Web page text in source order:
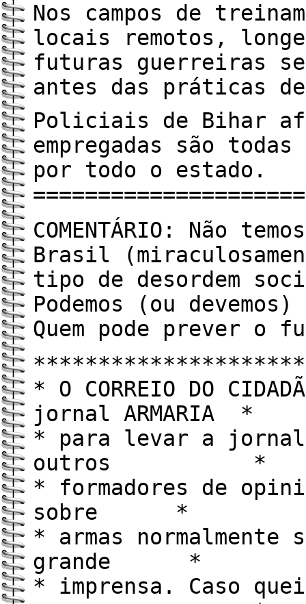
Nos campos de
locais remotos,
futuras guerreiras
antes das práticas
Policiais de Bihar
empregadas são
por todo o estado.
COMENTÁRIO: Não
Brasil
tipo de desordem
Podemos (ou
Quem pode prever o
* O CORREIO DO
jornal ARMARIA *
* para levar a
outros *
* formadores de
sobre *
* armas normalmente
grande *
* imprensa. Caso